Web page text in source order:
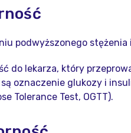
podwyższonego
do lekarza, który
oznaczenie glukozy i
Tolerance Test, OGTT).